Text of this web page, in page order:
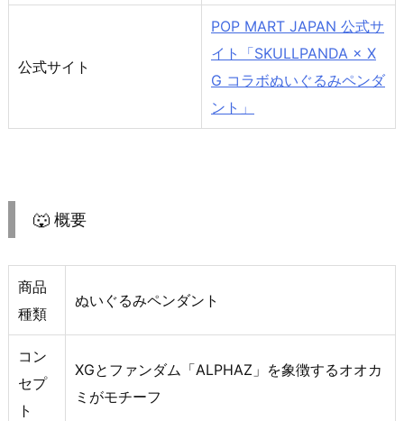
公式サイト
POP MART JAPAN 公式サ
イト「SKULLPANDA × X
G コラボぬいぐるみペンダ
ント」
🐺 概要
商品
種類
ぬいぐるみペンダント
コン
セプ
ト
XGとファンダム「ALPHAZ」を象徴するオオカ
ミがモチーフ